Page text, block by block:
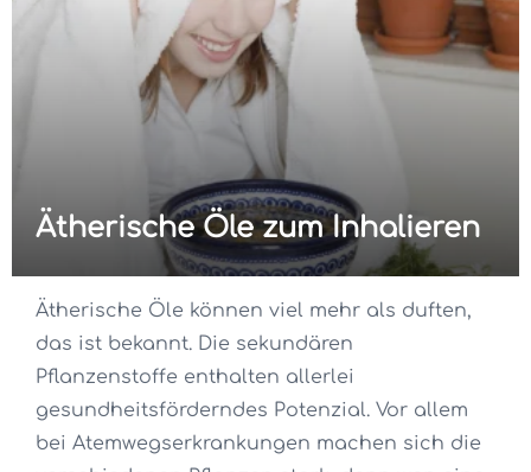
Ätherische Öle zum Inhalieren
Ätherische Öle können viel mehr als duften,
das ist bekannt. Die sekundären
Pflanzenstoffe enthalten allerlei
gesundheitsförderndes Potenzial. Vor allem
bei Atemwegserkrankungen machen sich die